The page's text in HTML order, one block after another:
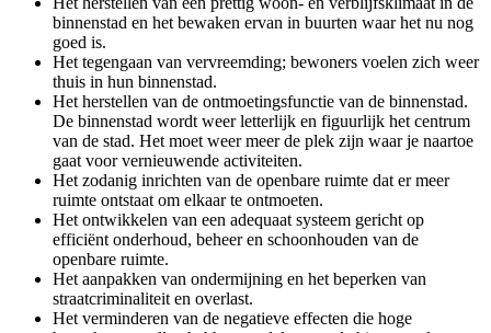
binnenstad en het bewaken ervan in buurten waar het nu nog
goed is.
Het tegengaan van vervreemding; bewoners voelen zich weer
thuis in hun binnenstad.
Het herstellen van de ontmoetingsfunctie van de binnenstad.
De binnenstad wordt weer letterlijk en figuurlijk het centrum
van de stad. Het moet weer meer de plek zijn waar je naartoe
gaat voor vernieuwende activiteiten.
Het zodanig inrichten van de openbare ruimte dat er meer
ruimte ontstaat om elkaar te ontmoeten.
Het ontwikkelen van een adequaat systeem gericht op
efficiënt onderhoud, beheer en schoonhouden van de
openbare ruimte.
Het aanpakken van ondermijning en het beperken van
straatcriminaliteit en overlast.
Het verminderen van de negatieve effecten die hoge